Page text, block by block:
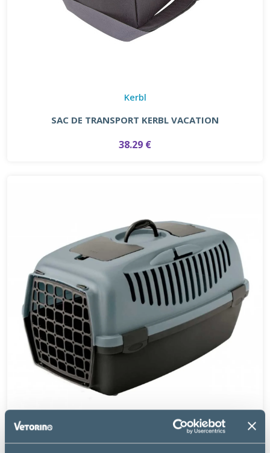
Kerbl
SAC DE TRANSPORT KERBL VACATION
38.29 €
Zolux